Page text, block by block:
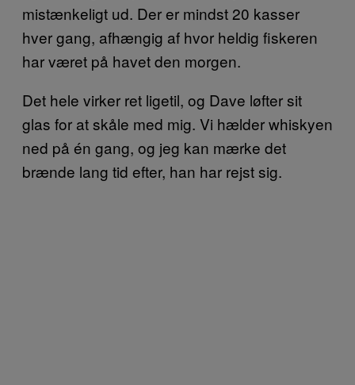
mistænkeligt ud. Der er mindst 20 kasser
hver gang, afhængig af hvor heldig fiskeren
har været på havet den morgen.
Det hele virker ret ligetil, og Dave løfter sit
glas for at skåle med mig. Vi hælder whiskyen
ned på én gang, og jeg kan mærke det
brænde lang tid efter, han har rejst sig.